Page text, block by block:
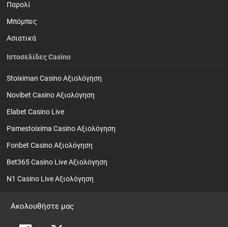
Παρολί
Mπόμπες
Ασιατικά
Ιστοσελίδες Casino
Stoiximan Casino Αξιολόγηση
Novibet Casino Αξιολόγηση
Elabet Casino Live
Pamestoixima Casino Αξιολόγηση
Fonbet Casino Αξιολόγηση
Bet365 Casino Live Αξιολόγηση
N1 Casino Live Αξιολόγηση
Ακολουθήστε μας